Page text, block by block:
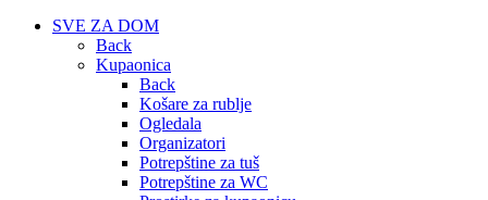
SVE ZA DOM
Back
Kupaonica
Back
Košare za rublje
Ogledala
Organizatori
Potrepštine za tuš
Potrepštine za WC